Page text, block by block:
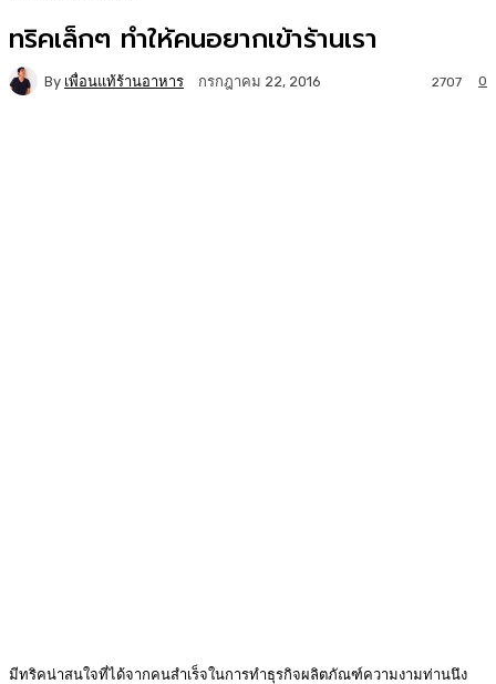
ทริคเล็กๆ ทำให้คนอยากเข้าร้านเรา
By เพื่อนแท้ร้านอาหาร กรกฎาคม 22, 2016 0
2707
มีทริคน่าสนใจที่ได้จากคนสำเร็จในการทำธุรกิจผลิตภัณฑ์ความงามท่านนึง